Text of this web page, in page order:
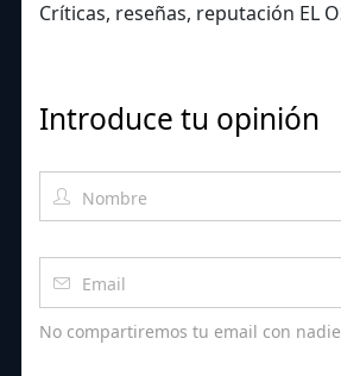
Críticas, reseñas, reputación EL
Introduce tu opinión
No compartiremos tu email con nadie